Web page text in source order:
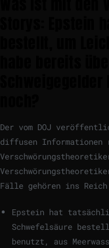
Der vom DOJ
diffusen
Fälle gehören ins Reich
Epstein hat
Schwefelsäure
benutzt, aus